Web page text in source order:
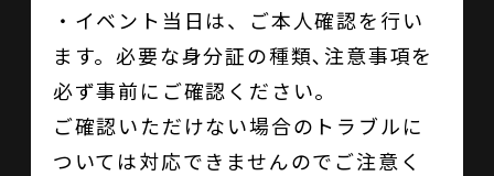
・イベント当日は、ご本人確認を行い
ます。必要な身分証の種類､注意事項を
必ず事前にご確認ください｡
ご確認いただけない場合のトラブルに
ついては対応できませんのでご注意く